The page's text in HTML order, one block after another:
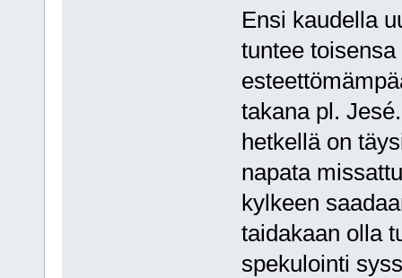
Ensi kaudella
tuntee
takana pl.
hetkellä on
napata
kylkeen
taidakaan olla
spekulointi